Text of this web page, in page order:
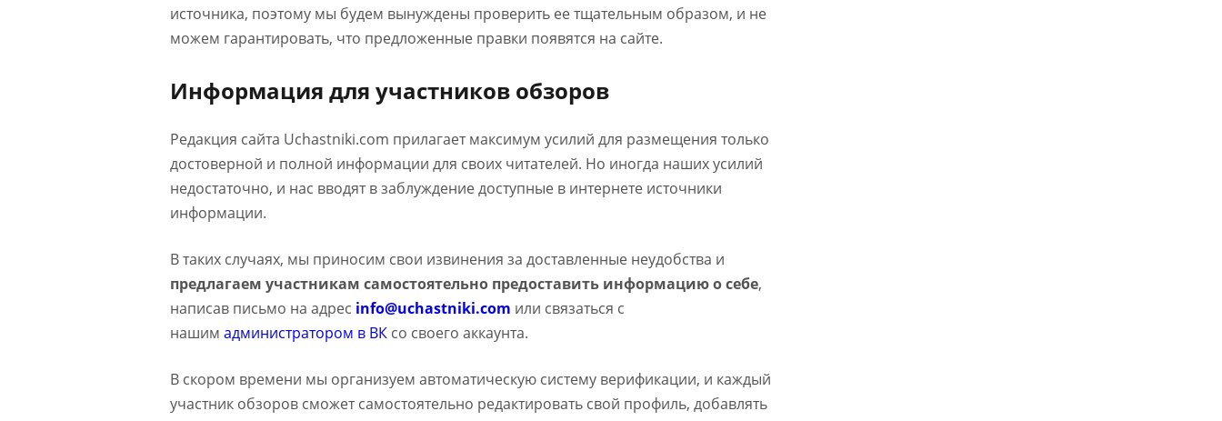
источника, поэтому мы будем вынуждены проверить ее тщательным образом, и не
можем гарантировать, что предложенные правки появятся на сайте.
Информация для участников обзоров
Редакция сайта Uchastniki.com прилагает максимум усилий для размещения только
достоверной и полной информации для своих читателей. Но иногда наших усилий
недостаточно, и нас вводят в заблуждение доступные в интернете источники
информации.
В таких случаях, мы приносим свои извинения за доставленные неудобства и
предлагаем участникам самостоятельно предоставить информацию о себе,
написав письмо на адрес info@uchastniki.com или связаться с
нашим администратором в ВК со своего аккаунта.
В скором времени мы организуем автоматическую систему верификации, и каждый
участник обзоров сможет самостоятельно редактировать свой профиль, добавлять